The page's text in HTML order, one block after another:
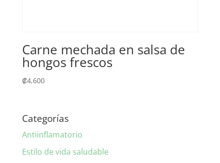
Carne mechada en salsa de
hongos frescos
₡4,600
Categorías
Antiinflamatorio
Estilo de vida saludable